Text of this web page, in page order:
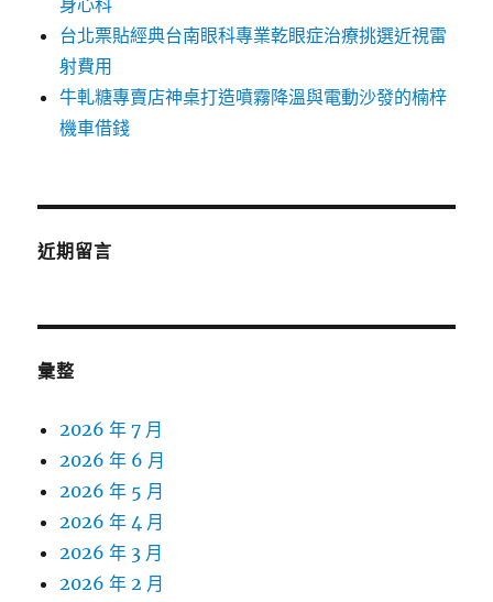
身心科
台北票貼經典台南眼科專業乾眼症治療挑選近視雷
射費用
牛軋糖專賣店神桌打造噴霧降溫與電動沙發的楠梓
機車借錢
近期留言
彙整
2026 年 7 月
2026 年 6 月
2026 年 5 月
2026 年 4 月
2026 年 3 月
2026 年 2 月